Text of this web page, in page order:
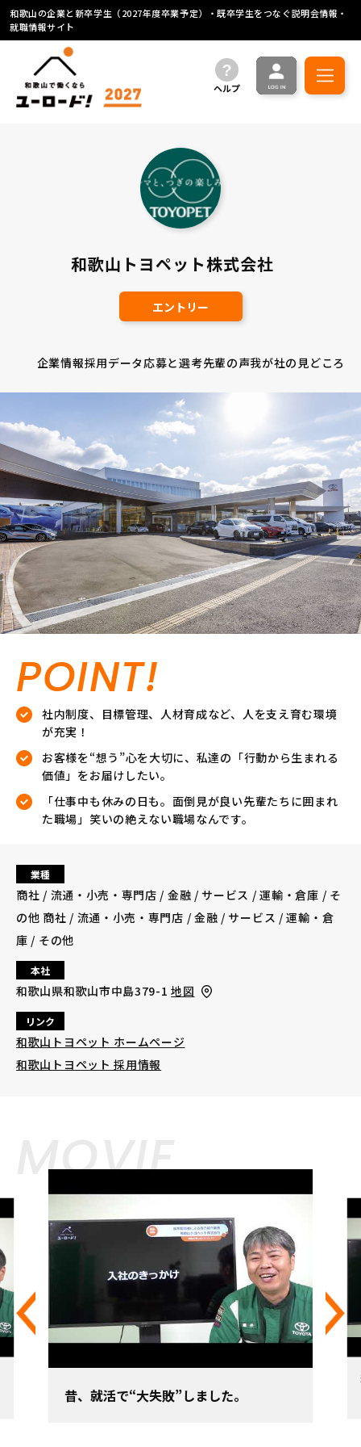
和歌山の企業と新卒学生（2027年度卒業予定）・既卒学生をつなぐ説明会情報・
就職情報サイト
ヘルプ
和歌山トヨペット株式会社
エントリー
企業情報採用データ応募と選考先輩の声我が社の見どころ
POINT!
社内制度、目標管理、人材育成など、人を支え育む環境
が充実！
お客様を“想う”心を大切に、私達の「行動から生まれる
価値」をお届けしたい。
「仕事中も休みの日も。面倒見が良い先輩たちに囲まれ
た職場」笑いの絶えない職場なんです。
業種
商社 / 流通・小売・専門店 / 金融 / サービス / 運輸・倉庫 / そ
の他 商社 / 流通・小売・専門店 / 金融 / サービス / 運輸・倉
庫 / その他
本社
和歌山県和歌山市中島379-1地図
リンク
和歌山トヨペット ホームページ
和歌山トヨペット 採用情報
MOVIE
昔、就活で“大失敗”しました。